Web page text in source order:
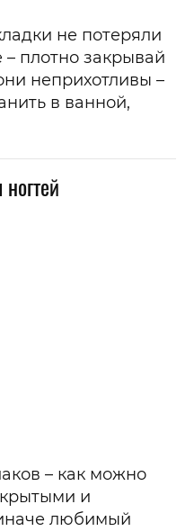
не потеряли
– плотно закрывай
неприхотливы –
в ванной,
– как можно
и
любимый